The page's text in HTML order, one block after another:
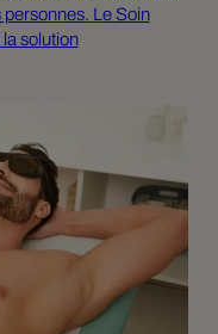
Le Soin
solution